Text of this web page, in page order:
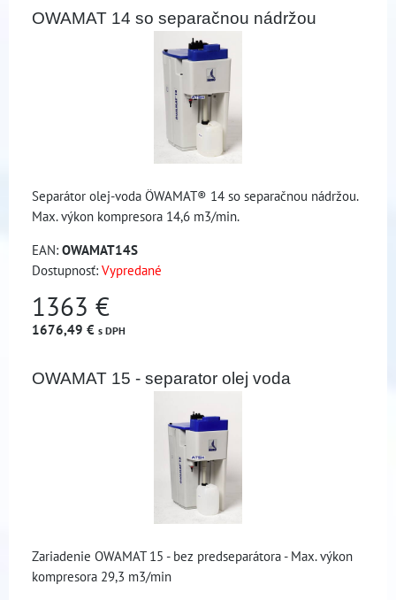
OWAMAT 14 so separačnou nádržou
Separátor olej-voda ÖWAMAT® 14 so separačnou nádržou.
Max. výkon kompresora 14,6 m3/min.
EAN: OWAMAT14S
Dostupnosť: Vypredané
1363 €
1676,49 € s DPH
OWAMAT 15 - separator olej voda
Zariadenie OWAMAT 15 - bez predseparátora - Max. výkon
kompresora 29,3 m3/min